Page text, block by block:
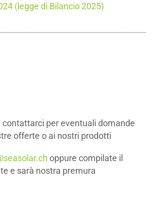
(legge di Bilancio 2025)
contattarci per eventuali domande
offerte o ai nostri prodotti
oppure compilate il
e sarà nostra premura